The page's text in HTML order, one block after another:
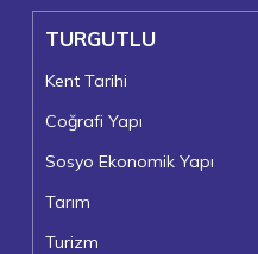
TURGUTLU
Kent Tarihi
Coğrafi Yapı
Sosyo Ekonomik Yapı
Tarım
Turizm